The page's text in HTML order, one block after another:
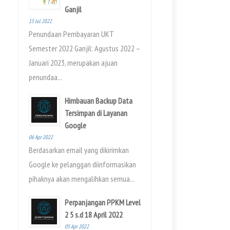
Ganjil
15 Jul 2022
Penundaan Pembayaran UKT
Semester 2022 Ganjil: Agustus 2022 –
Januari 2023, merupakan ajuan
penundaa...
Himbauan Backup Data
Tersimpan di Layanan
Google
06 Apr 2022
Berdasarkan email yang dikirimkan
Google ke pelanggan diinformasikan
pihaknya akan mengalihkan semua...
Perpanjangan PPKM Level
2 5 s.d 18 April 2022
05 Apr 2022